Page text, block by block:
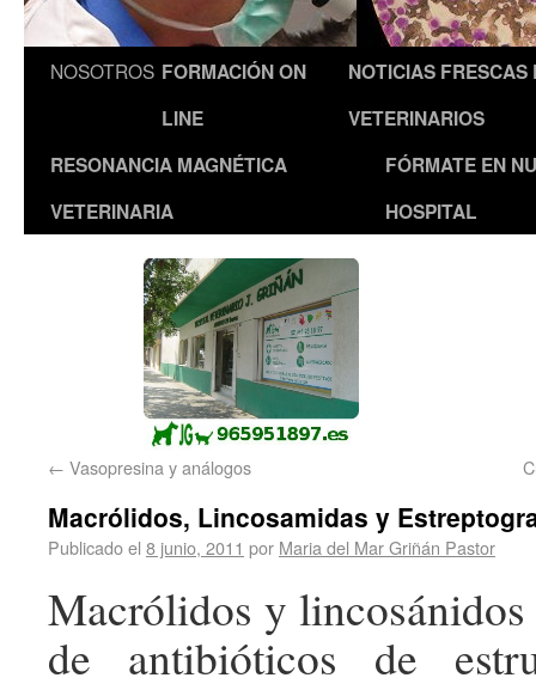
NOSOTROS FORMACIÓN ON
LINE
NOTICIAS FRESCAS
VETERINARIOS
RESONANCIA MAGNÉTICA
VETERINARIA
FÓRMATE EN
HOSPITAL
← Vasopresina y análogos
Macrólidos, Lincosamidas y
Publicado el 8 junio, 2011 por Maria del Mar Griñán Pastor
Macrólidos y
de antibióticos de